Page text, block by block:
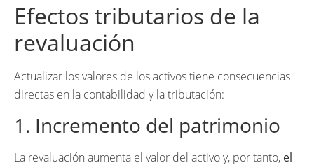
Efectos tributarios de la
revaluación
Actualizar los valores de los activos tiene consecuencias
directas en la contabilidad y la tributación:
1. Incremento del patrimonio
La revaluación aumenta el valor del activo y, por tanto, el